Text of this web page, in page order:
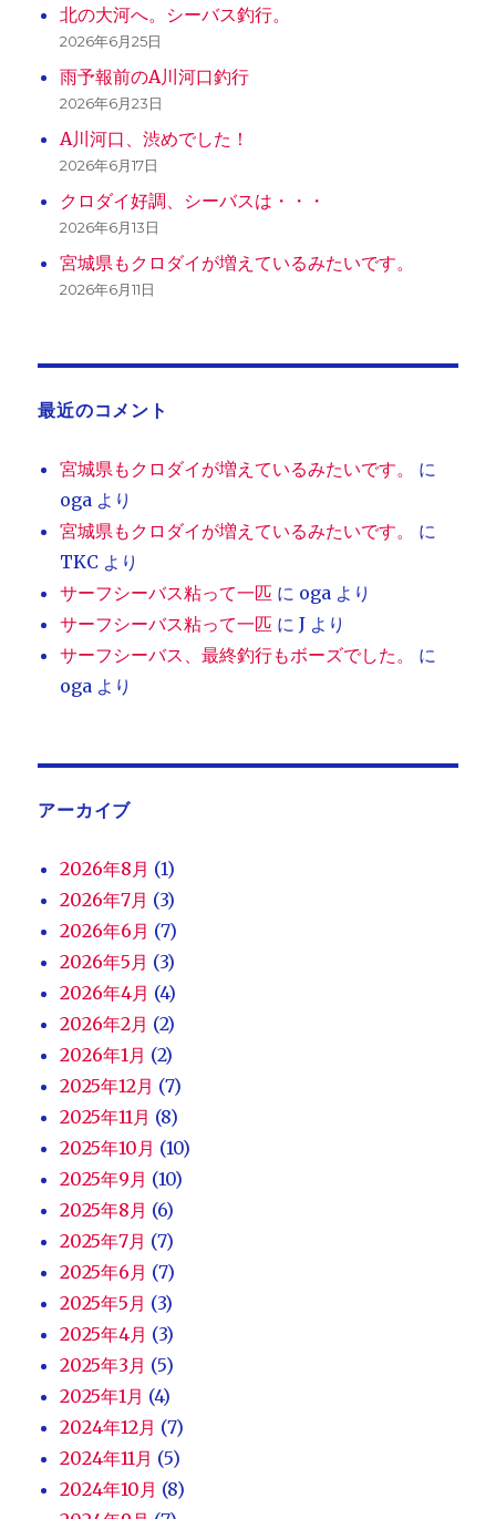
北の大河へ。シーバス釣行。
2026年6月25日
雨予報前のA川河口釣行
2026年6月23日
A川河口、渋めでした！
2026年6月17日
クロダイ好調、シーバスは・・・
2026年6月13日
宮城県もクロダイが増えているみたいです。
2026年6月11日
最近のコメント
宮城県もクロダイが増えているみたいです。
に
oga より
宮城県もクロダイが増えているみたいです。
に
TKC より
サーフシーバス粘って一匹 に oga より
サーフシーバス粘って一匹 にJ より
サーフシーバス、最終釣行もボーズでした。
に
oga より
アーカイブ
2026年8月 (1)
2026年7月 (3)
2026年6月 (7)
2026年5月 (3)
2026年4月 (4)
2026年2月 (2)
2026年1月 (2)
2025年12月 (7)
2025年11月 (8)
2025年10月 (10)
2025年9月 (10)
2025年8月 (6)
2025年7月 (7)
2025年6月 (7)
2025年5月 (3)
2025年4月 (3)
2025年3月 (5)
2025年1月 (4)
2024年12月 (7)
2024年11月 (5)
2024年10月 (8)